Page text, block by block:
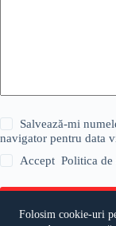
Folosim cookie-uri
Salvează-mi
navigator pentru data
AcceptPolitica